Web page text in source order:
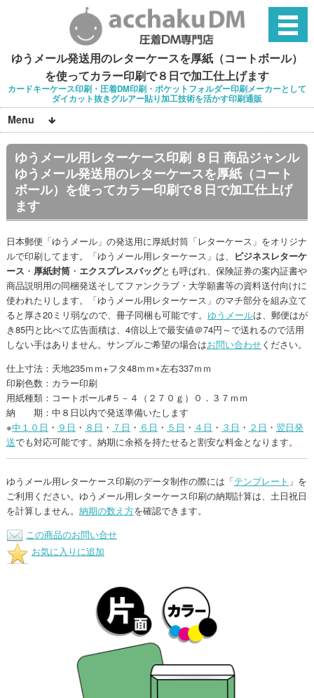
ゆうメール発送用のレターケースを厚紙（コートボール）
を使ってカラー印刷で８日で加工仕上げます
カードキーケース印刷・圧着DM印刷・ポケットフォルダー印刷メーカーとして
ダイカット抜きグルアー貼り加工技術を活かす印刷通販
Menu
ゆうメール用レターケース印刷 ８日 商品ジャンル
ゆうメール発送用のレターケースを厚紙（コート
ボール）を使ってカラー印刷で８日で加工仕上げ
ます
日本郵便「ゆうメール」の発送用に厚紙封筒「レターケース」をオリジナ
ルで印刷してます。「ゆうメール用レターケース」は、
ビジネスレターケ
ース ・ 厚紙封筒・ エクスプレスバッグとも呼ばれ、保険証券の案内証書や
商品説明用の同梱発送そしてファンクラブ・大学願書等の資料送付向けに
使われたりします。「ゆうメール用レターケース」のマチ部分を組み立て
ると厚さ20ミリ弱なので、冊子同梱も可能です。 ゆうメールは、郵便はが
き85円と比べて広告面積は、4倍以上で最安値＠74円～で送れるので活用
しない手はありません。サンプルご希望の場合はお問い合わせください。
仕上寸法：天地235ｍｍ+フタ48ｍｍ×左右337ｍｍ
印刷色数：カラー印刷
用紙種類：コートボール#５－４（２７０ｇ）０．３７ｍｍ
納 期：中８日以内で発送準備いたします
※中１０日 ・ ９日 ・ ８日 ・ ７日 ・ ６日 ・ ５日 ・ ４日 ・ ３日 ・ ２日 ・ 翌日発
送でも対応可能です。納期に余裕を持たせると割安な料金となります。
ゆうメール用レターケース印刷のデータ制作の際には「テンプレート 」を
ご利用ください。ゆうメール用レターケース印刷の納期計算は、土日祝日
を計算しません。 納期の数え方を確認できます。
この商品のお問い合せ
お気に入りに追加